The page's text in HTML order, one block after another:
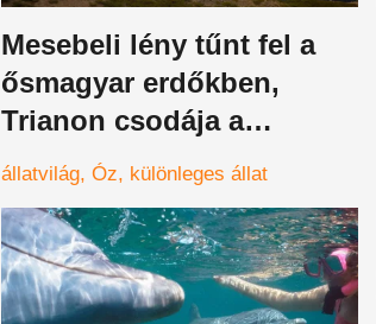
Mesebeli lény tűnt fel a
ősmagyar erdőkben,
Trianon csodája a
különleges állat amelyhez
foghatót eddig nem láttak
állatvilág Óz különleges állat